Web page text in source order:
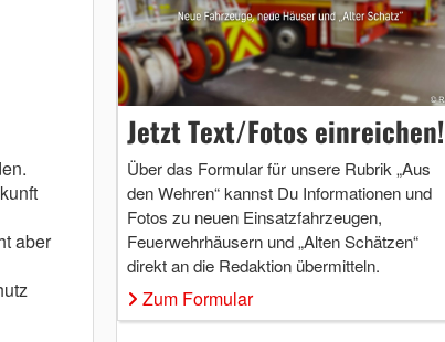
aber
Jetzt Text/Fotos einreichen!
Über das Formular für unsere Rubrik „Aus
den Wehren“ kannst Du Informationen und
Fotos zu neuen Einsatzfahrzeugen,
Feuerwehrhäusern und „Alten Schätzen“
direkt an die Redaktion übermitteln.
Zum Formular